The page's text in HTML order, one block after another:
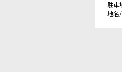
駐車
地名